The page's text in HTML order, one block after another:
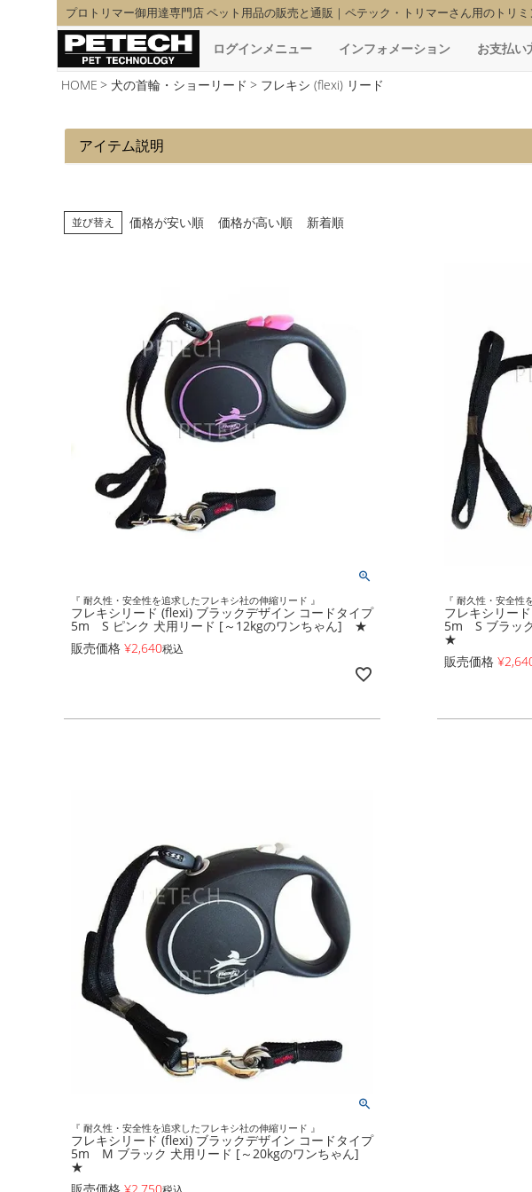
プロトリマー御用達専門店 ペット用品の販売と通販｜ペテック・トリマーさん用のトリ
ログインメニュー インフォメーション お支払い
HOME 犬の首輪・ショーリード フレキシ (flexi) リード
アイテム説明
並び替え 価格が安い順 価格が高い順 新着順
『 耐久性・安全性を追求したフレキシ社の伸縮リード 』
フレキシリード (flexi) ブラックデザイン コードタイプ
5m S ピンク 犬用リード [～12kgのワンちゃん] ★
販売価格 ¥2,640税込
『 耐久性・安全性
フレキシリー
5m S ブラッ
★
販売価格 ¥
『 耐久性・安全性を追求したフレキシ社の伸縮リード 』
フレキシリード (flexi) ブラックデザイン コードタイプ
5m M ブラック 犬用リード [～20kgのワンちゃん]
★
販売価格 ¥2,750